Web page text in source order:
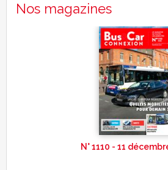
Nos magazines
N° 1110 - 11